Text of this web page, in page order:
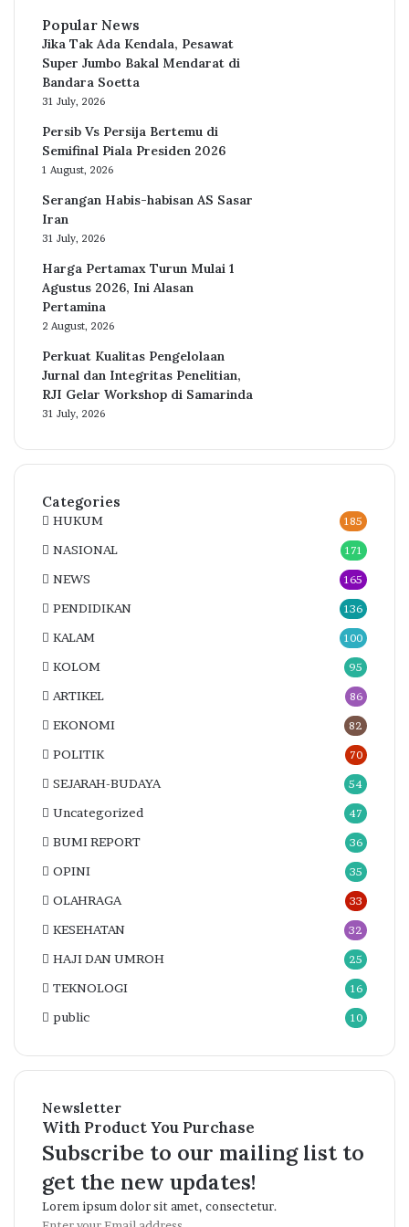
Popular News
Jika Tak Ada Kendala, Pesawat
Super Jumbo Bakal Mendarat di
Bandara Soetta
31 July, 2026
Persib Vs Persija Bertemu di
Semifinal Piala Presiden 2026
1 August, 2026
Serangan Habis-habisan AS Sasar
Iran
31 July, 2026
Harga Pertamax Turun Mulai 1
Agustus 2026, Ini Alasan
Pertamina
2 August, 2026
Perkuat Kualitas Pengelolaan
Jurnal dan Integritas Penelitian,
RJI Gelar Workshop di Samarinda
31 July, 2026
Categories
HUKUM 185
NASIONAL 171
NEWS 165
PENDIDIKAN 136
KALAM 100
KOLOM 95
ARTIKEL 86
EKONOMI 82
POLITIK 70
SEJARAH-BUDAYA 54
Uncategorized 47
BUMI REPORT 36
OPINI 35
OLAHRAGA 33
KESEHATAN 32
HAJI DAN UMROH 25
TEKNOLOGI 16
public 10
Newsletter
With Product You Purchase
Subscribe to our mailing list to
get the new updates!
Lorem ipsum dolor sit amet, consectetur.